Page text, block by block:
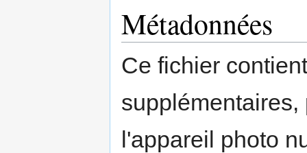
Métadonnées
Ce fichier
l'appareil photo